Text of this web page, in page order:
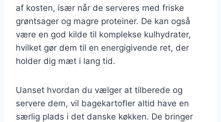
af kosten, især når de serveres med friske
grøntsager og magre proteiner. De kan også
være en god kilde til komplekse kulhydrater,
hvilket gør dem til en energigivende ret, der
holder dig mæt i lang tid.
Uanset hvordan du vælger at tilberede og
servere dem, vil bagekartofler altid have en
særlig plads i det danske køkken. De bringer